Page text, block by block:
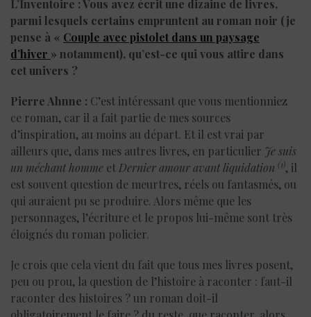
L’Inventoire : Vous avez écrit une dizaine de livres,
parmi lesquels certains empruntent au roman noir (je
pense à « Couple avec pistolet dans un paysage
d’hiver » notamment), qu’est-ce qui vous attire dans
cet univers ?
Pierre Ahnne : C’est intéressant que vous mentionniez
ce roman, car il a fait partie de mes sources
d’inspiration, au moins au départ. Et il est vrai par
ailleurs que, dans mes autres livres, en particulier Je suis
un méchant homme et Dernier amour avant liquidation (1), il
est souvent question de meurtres, réels ou fantasmés, ou
qui auraient pu se produire. Alors même que les
personnages, l’écriture et le propos lui-même sont très
éloignés du roman policier.
Je crois que cela vient du fait que tous mes livres posent,
peu ou prou, la question de l’histoire à raconter : faut-il
raconter des histoires ? un roman doit-il